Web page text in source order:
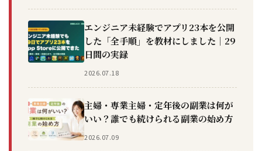
エンジニア未経験でアプリ23本を公開
した「全手順」を教材にしました｜29
日間の実録
2026.07.18
主婦・専業主婦・定年後の副業は何が
いい？誰でも続けられる副業の始め方
2026.07.09